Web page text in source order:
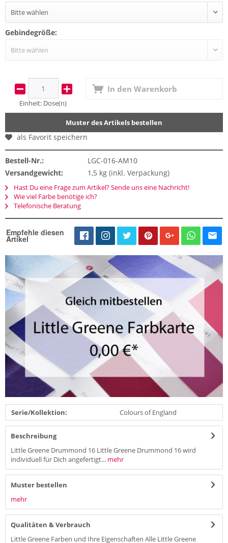
Gebindegröße:
Einheit: Dose(n)
In den Warenkorb
Muster des Artikels bestellen
als Favorit speichern
Bestell-Nr.:
LGC-016-AM10
Versandgewicht:
1,5 kg (inkl. Verpackung)
Hast Du eine Frage zum Artikel? Sende uns eine Nachricht!
Wie viel Farbe benötige ich?
Telefonische Beratung
Empfehle diesen
Artikel
Serie/Kollektion: Colours of England
Beschreibung
Little Greene Drummond 16 Little Greene Drummond 16 wird
individuell für Dich angefertigt... mehr
Muster bestellen
mehr
Qualitäten & Verbrauch
Little Greene Farben und Ihre Eigenschaften Alle Little Greene